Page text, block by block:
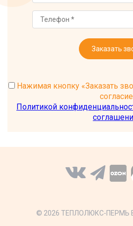
Заказать
Нажимая кнопку «Заказать
Политикой
© 2026 ТЕПЛОЛЮКС-ПЕРМЬ